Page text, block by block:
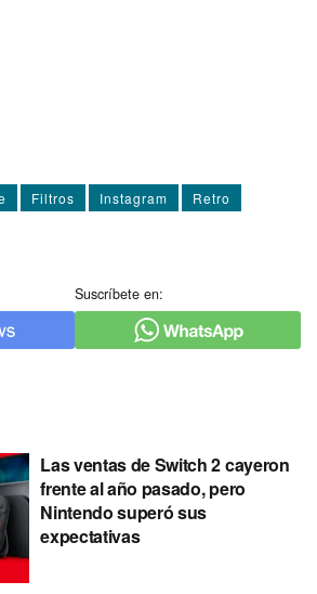
Filtros Instagram
Retro
Suscríbete en:
Las ventas de Switch 2 cayeron
frente al año pasado, pero
Nintendo superó sus
expectativas